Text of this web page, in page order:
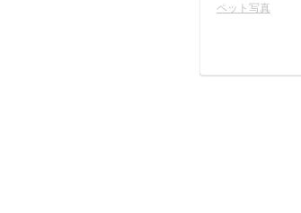
ペット写真